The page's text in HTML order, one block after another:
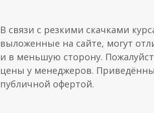
В связи с резкими скачками
выложенные на сайте, могут
и в меньшую сторону.
цены у менеджеров.
публичной офертой.